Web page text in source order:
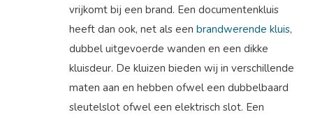
vrijkomt bij een brand. Een documentenkluis
heeft dan ook, net als eenbrandwerende kluis,
dubbel uitgevoerde wanden en een dikke
kluisdeur. De kluizen bieden wij in verschillende
maten aan en hebben ofwel een dubbelbaard
sleutelslot ofwel een elektrisch slot. Een